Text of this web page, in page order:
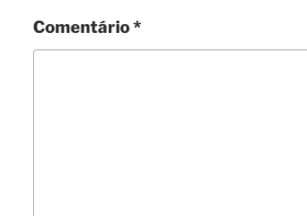
Comentário*